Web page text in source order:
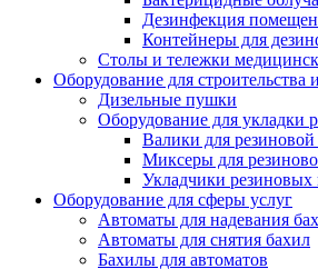
Дезинфекция
Контейнеры для
Столы и тележки
Оборудование для строительства
Дизельные пушки
Оборудование для укладки
Валики для
Миксеры для
Укладчики
Оборудование для сферы услуг
Автоматы для надевания
Автоматы для снятия бахил
Бахилы для автоматов